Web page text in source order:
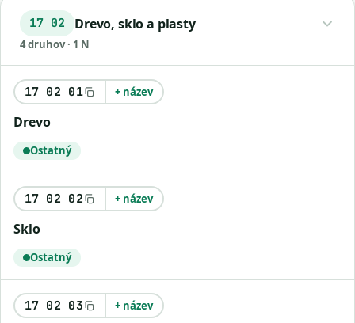
17 02 Drevo, sklo a plasty
4 druhov · 1 N
17 02 01 + název
drevo
Ostatný
17 02 02 + název
sklo
Ostatný
17 02 03 + název